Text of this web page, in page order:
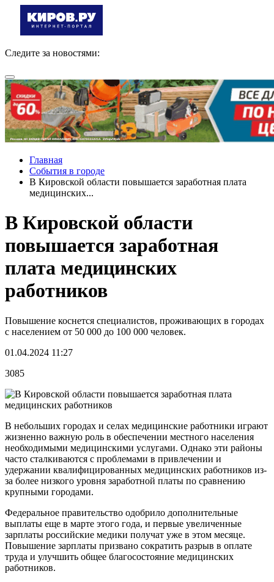
Следите за новостями:
Главная
События в городе
В Кировской области повышается заработная плата
медицинских...
В Кировской области
повышается заработная
плата медицинских
работников
Повышение коснется специалистов, проживающих в городах
с населением от 50 000 до 100 000 человек.
01.04.2024 11:27
3085
В небольших городах и селах медицинские работники играют
жизненно важную роль в обеспечении местного населения
необходимыми медицинскими услугами. Однако эти районы
часто сталкиваются с проблемами в привлечении и
удержании квалифицированных медицинских работников из-
за более низкого уровня заработной платы по сравнению
крупными городами.
Федеральное правительство одобрило дополнительные
выплаты еще в марте этого года, и первые увеличенные
зарплаты российские медики получат уже в этом месяце.
Повышение зарплаты призвано сократить разрыв в оплате
труда и улучшить общее благосостояние медицинских
работников.